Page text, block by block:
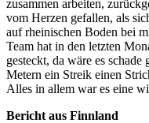
zusammen arbeiten,
vom Herzen gefallen, als
auf rheinischen Boden bei
Team hat in den letzten
gesteckt, da wäre es
Metern ein Streik einen
Alles in allem war es eine
Bericht aus Finnland